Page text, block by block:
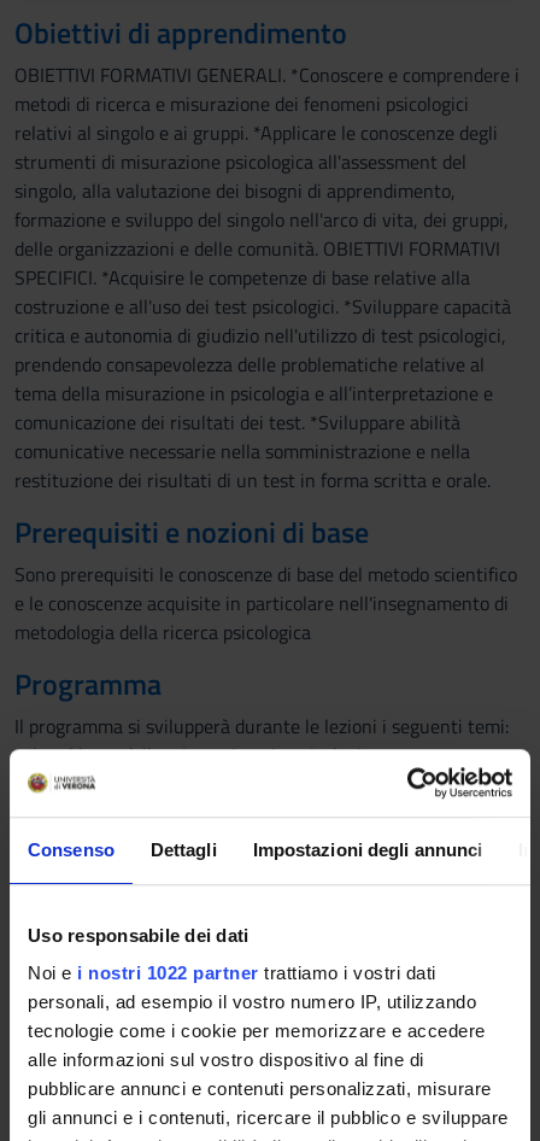
Consenso Dettagli Impostazioni degli annunci
Uso responsabile dei dati
Noi e i nostri 1022 partner trattiamo i vostri dati
personali, ad esempio il vostro numero IP, utilizzando
tecnologie come i cookie per memorizzare e accedere
alle informazioni sul vostro dispositivo al fine di
pubblicare annunci e contenuti personalizzati, misurare
gli annunci e i contenuti, ricercare il pubblico e sviluppare
Obiettivi di apprendimento
OBIETTIVI FORMATIVI GENERALI. *Conoscere e comprendere i
metodi di ricerca e misurazione dei fenomeni psicologici
relativi al singolo e ai gruppi. *Applicare le conoscenze degli
strumenti di misurazione psicologica all'assessment del
singolo, alla valutazione dei bisogni di apprendimento,
formazione e sviluppo del singolo nell'arco di vita, dei gruppi,
delle organizzazioni e delle comunità. OBIETTIVI FORMATIVI
SPECIFICI. *Acquisire le competenze di base relative alla
costruzione e all'uso dei test psicologici. *Sviluppare capacità
critica e autonomia di giudizio nell'utilizzo di test psicologici,
prendendo consapevolezza delle problematiche relative al
tema della misurazione in psicologia e all’interpretazione e
comunicazione dei risultati dei test. *Sviluppare abilità
comunicative necessarie nella somministrazione e nella
restituzione dei risultati di un test in forma scritta e orale.
Prerequisiti e nozioni di base
Sono prerequisiti le conoscenze di base del metodo scientifico
e le conoscenze acquisite in particolare nell'insegnamento di
metodologia della ricerca psicologica
Programma
Il programma si svilupperà durante le lezioni i seguenti temi:
- Il problema della misurazione in psicologia
- La somministrazione del questionario
- La costruzione dei test psicologici: che cosa vogliamo
misurare
degli item, test di prestazione tipica e di prestazione massima,
- La valutazione preliminare degli item di un test
- Analisi fattoriale esplorativa e confermativa e la validità di
criterio
- Interpretazione e standardizzazione dei punteggi
- Introduzione e applicazione di due test psicologici di ampio
utilizzo